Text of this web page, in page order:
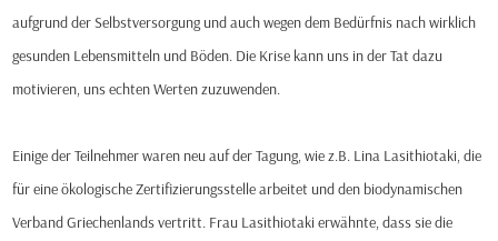
aufgrund der Selbstversorgung und auch wegen dem Bedürfnis nach wirklich
gesunden Lebensmitteln und Böden. Die Krise kann uns in der Tat dazu
motivieren, uns echten Werten zuzuwenden.
Einige der Teilnehmer waren neu auf der Tagung, wie z.B. Lina Lasithiotaki, die
für eine ökologische Zertifizierungsstelle arbeitet und den biodynamischen
Verband Griechenlands vertritt. Frau Lasithiotaki erwähnte, dass sie die